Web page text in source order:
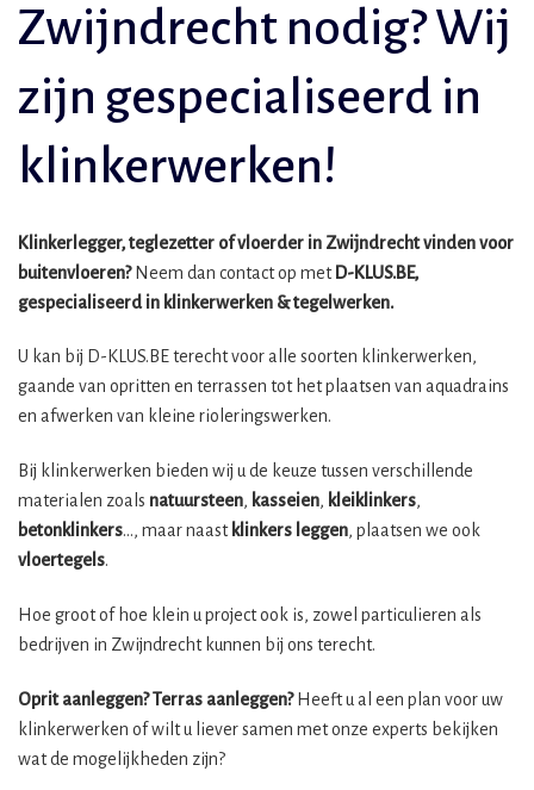
Zwijndrecht nodig? Wij
zijn gespecialiseerd in
klinkerwerken!
Klinkerlegger, teglezetter of vloerder in Zwijndrecht vinden voor
buitenvloeren?Neem dan contact op metD-KLUS.BE,
gespecialiseerd in klinkerwerken & tegelwerken.
U kan bij D-KLUS.BE terecht voor alle soorten klinkerwerken,
gaande van opritten en terrassen tot het plaatsen van aquadrains
en afwerken van kleine rioleringswerken.
Bij klinkerwerken bieden wij u de keuze tussen verschillende
materialen zoals natuursteen, kasseien, kleiklinkers,
betonklinkers…, maar naastklinkers leggen, plaatsen we ook
vloertegels.
Hoe groot of hoe klein u project ook is, zowel particulieren als
bedrijven in Zwijndrecht kunnen bij ons terecht.
Oprit aanleggen? Terras aanleggen?Heeft u al een plan voor uw
klinkerwerken of wilt u liever samen met onze experts bekijken
wat de mogelijkheden zijn?